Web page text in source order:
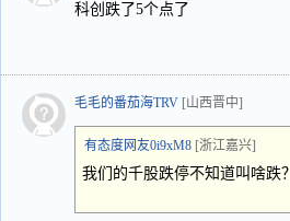
科创跌了5个点了
毛毛的番茄海TRV [山西晋中]
有态度网友0i9xM8 [浙江嘉兴]
我们的千股跌停不知道叫啥跌？